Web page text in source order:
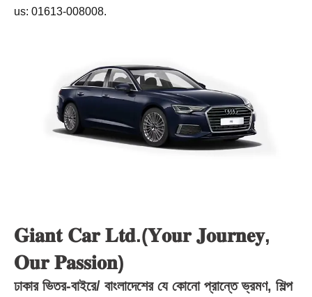
us: 01613-008008.
𝐆𝐢𝐚𝐧𝐭 𝐂𝐚𝐫 𝐋𝐭𝐝.(𝐘𝐨𝐮𝐫 𝐉𝐨𝐮𝐫𝐧𝐞𝐲,
𝐎𝐮𝐫 𝐏𝐚𝐬𝐬𝐢𝐨𝐧)
ঢাকার ভিতর-বাইরে/ বাংলাদেশের যে কোনো প্রান্তে ভ্রমণ, শিল্প